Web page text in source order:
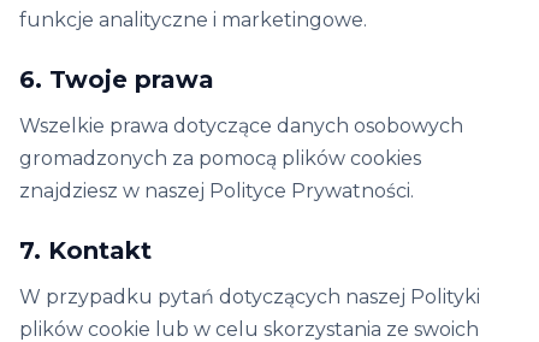
funkcje analityczne i marketingowe.
6. Twoje prawa
Wszelkie prawa dotyczące danych osobowych
gromadzonych za pomocą plików cookies
znajdziesz w naszej Polityce Prywatności.
7. Kontakt
W przypadku pytań dotyczących naszej Polityki
plików cookie lub w celu skorzystania ze swoich